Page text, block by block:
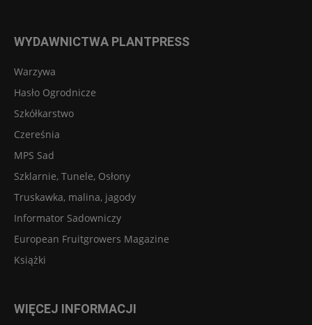
WYDAWNICTWA PLANTPRESS
Warzywa
Hasło Ogrodnicze
Szkółkarstwo
Czereśnia
MPS Sad
Szklarnie, Tunele, Osłony
Truskawka, malina, jagody
Informator Sadowniczy
European Fruitgrowers Magazine
Książki
WIĘCEJ INFORMACJI